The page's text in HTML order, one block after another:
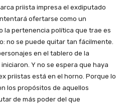
priista impresa el exdiputado
ofertarse como un
la pertenencia política que trae es
no se puede quitar tan fácilmente.
en el tablero de la
Y no se espera que haya
priistas está en el horno. Porque lo
los propósitos de aquellos
de más poder del que